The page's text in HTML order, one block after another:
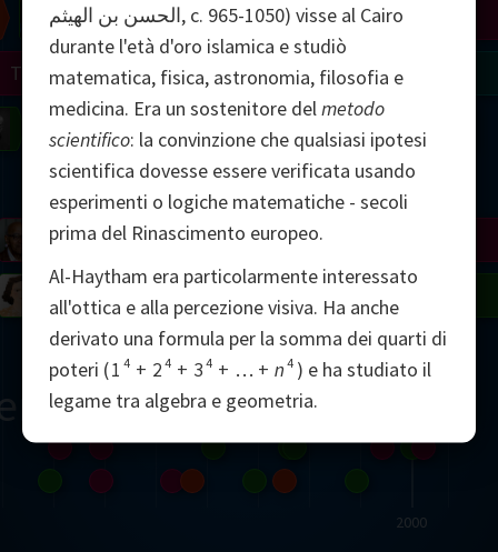
2000
Avila
Mirzakhani
Tao
Perelman
Bourgain
Yau
Matiyasevich
Uhlenbeck
Langlands
Easley
Penrose
Serre
Mandelbrot
Wilkins
Robinson
Blackwell
Gardner
Turing
Chernالحسن بن الهيثم, c. 965-1050) visse al Cairo
durante l'età d'oro islamica e studiò
matematica, fisica, astronomia, filosofia e
medicina. Era un sostenitore delmetodo
scientifico: la convinzione che qualsiasi ipotesi
scientifica dovesse essere verificata usando
esperimenti o logiche matematiche - secoli
prima del Rinascimento europeo.
Al-Haytham era particolarmente interessato
all'ottica e alla percezione visiva. Ha anche
derivato una formula per la somma dei quarti di
poteri (1 4 + 2 4 + 3 4 + … + n 4 ) e ha studiato il
legame tra algebra e geometria.